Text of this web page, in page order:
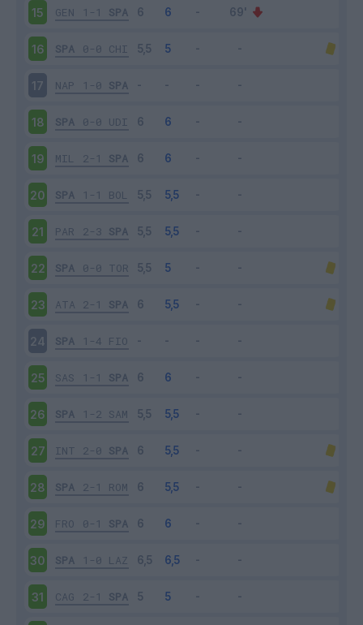
15 GEN 1-1 SPA
16 SPA 0-0 CHI
17 NAP 1-0 SPA
18 SPA 0-0 UDI
19 MIL 2-1 SPA
20 SPA 1-1 BOL
21 PAR 2-3 SPA
22 SPA 0-0 TOR
23 ATA 2-1 SPA
24 SPA 1-4 FIO
25 SAS 1-1 SPA
26 SPA 1-2 SAM
27 INT 2-0 SPA
28 SPA 2-1 ROM
29 FRO 0-1 SPA
30 SPA 1-0 LAZ
31 CAG 2-1 SPA